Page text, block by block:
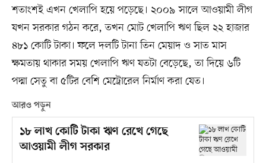
শতাংশই এখন খেলাপি হয়ে পড়েছে। ২০০৯ সালে আওয়ামী লীগ
যখন সরকার গঠন করে, তখন মোট খেলাপি ঋণ ছিল ২২ হাজার
৪৮১ কোটি টাকা। ফলে দলটি টানা তিন মেয়াদ ও সাত মাস
ক্ষমতায় থাকার সময় খেলাপি ঋণ যতটা বেড়েছে, তা দিয়ে ৬টি
পদ্মা সেতু বা ৫টির বেশি মেট্রোরেল নির্মাণ করা যেত।
আরও পড়ুন
১৮ লাখ কোটি টাকা ঋণ রেখে গেছে
আওয়ামী লীগ সরকার